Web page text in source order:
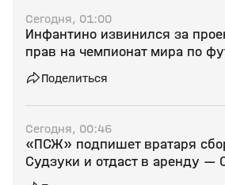
Сегодня, 01:00
Инфантино извинился за
прав на чемпионат мира по
Поделиться
Сегодня, 00:46
«ПСЖ» подпишет вратаря
Судзуки и отдаст в аренду —